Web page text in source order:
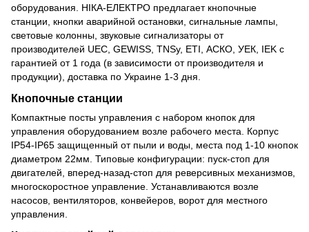
оборудования. НІКА-ЕЛЕКТРО предлагает кнопочные
станции, кнопки аварийной остановки, сигнальные лампы,
световые колонны, звуковые сигнализаторы от
производителей UEC, GEWISS, TNSy, ETI, АСКО, УЕК, IEK с
гарантией от 1 года (в зависимости от производителя и
продукции), доставка по Украине 1-3 дня.
Кнопочные станции
Компактные посты управления с набором кнопок для
управления оборудованием возле рабочего места. Корпус
IP54-IP65 защищенный от пыли и воды, места под 1-10 кнопок
диаметром 22мм. Типовые конфигурации: пуск-стоп для
двигателей, вперед-назад-стоп для реверсивных механизмов,
многоскоростное управление. Устанавливаются возле
насосов, вентиляторов, конвейеров, ворот для местного
управления.